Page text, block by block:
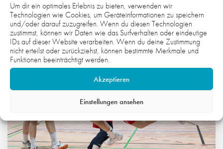
Um dir ein optimales Erlebnis zu bieten, verwenden wir
Technologien wie Cookies, um Geräteinformationen zu speichern
und/oder darauf zuzugreifen. Wenn du diesen Technologien
zustimmst, können wir Daten wie das Surfverhalten oder eindeutige
IDs auf dieser Website verarbeiten. Wenn du deine Zustimmung
nicht erteilst oder zurückziehst, können bestimmte Merkmale und
Funktionen beeinträchtigt werden.
Akzeptieren
Einstellungen ansehen
Weiterlesen